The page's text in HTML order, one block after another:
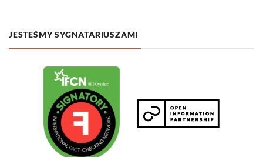
JESTEŚMY SYGNATARIUSZAMI